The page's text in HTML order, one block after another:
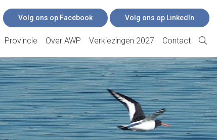
Volg ons op Facebook Volg ons op LinkedIn
Provincie Over AWP Verkiezingen 2027 Contact